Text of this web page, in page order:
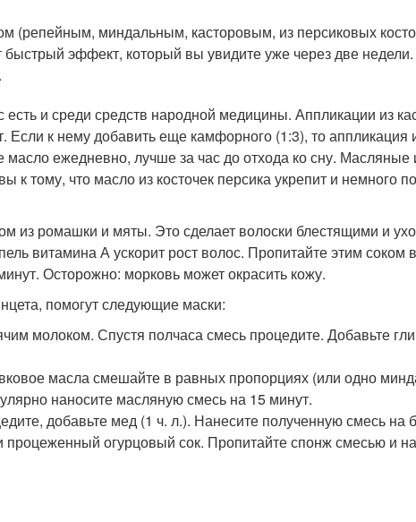
(репейным, миндальным, касторовым, из персиковых
быстрый эффект, который вы увидите уже через две
и среди средств народной медицины. Аппликации из
к нему добавить еще камфорного (1:3), то аппликация
ежедневно, лучше за час до отхода ко сну. Масляные
к тому, что масло из косточек персика укрепит и немного
из ромашки и мяты. Это сделает волоски блестящими и
витамина А ускорит рост волос. Пропитайте этим соком
Осторожно: морковь может окрасить кожу.
помогут следующие маски:
молоком. Спустя полчаса смесь процедите. Добавьте
масла смешайте в равных пропорциях (или одно
наносите масляную смесь на 15 минут.
добавьте мед (1 ч. л.). Нанесите полученную смесь на
огурцовый сок. Пропитайте спонж смесью и